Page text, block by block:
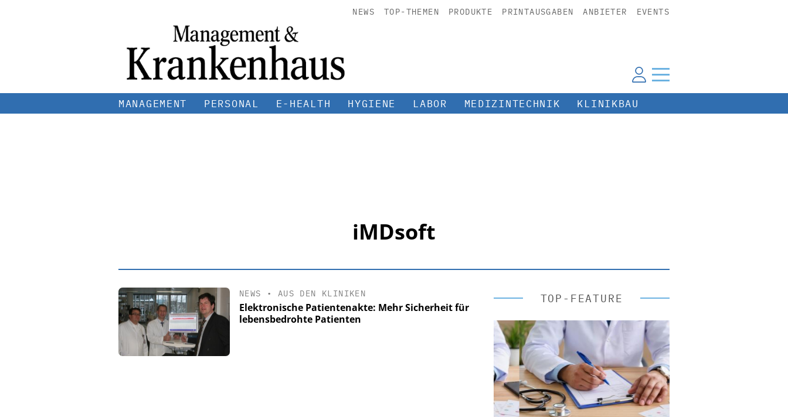
NEWS TOP-THEMEN PRODUKTE PRINTAUSGABEN ANBIETER EVENTS
MANAGEMENT PERSONAL E-HEALTH HYGIENE LABOR MEDIZINTECHNIK KLINIKBAU
iMDsoft
NEWS • AUS DEN KLINIKEN
Elektronische Patientenakte: Mehr Sicherheit für
lebensbedrohte Patienten
TOP-FEATURE